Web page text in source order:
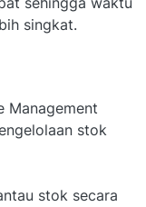
singkat.
Management
stok
stok secara